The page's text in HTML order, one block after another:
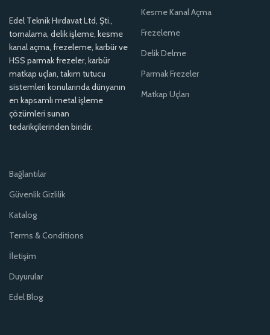
Edel Teknik Hırdavat Ltd, Şti.,
tornalama, delik işleme, kesme
kanal açma, frezeleme, karbür ve
HSS parmak frezeler, karbür
matkap uçları, takım tutucu
sistemleri konularında dünyanın
en kapsamlı metal işleme
çözümleri sunan
tedarikçilerinden biridir.
Kesme Kanal Açma
Frezeleme
Delik Delme
Parmak Frezeler
Matkap Uçları
Bağlantılar
Güvenlik Gizlilik
Katalog
Terms & Conditions
İletişim
Duyurular
Edel Blog